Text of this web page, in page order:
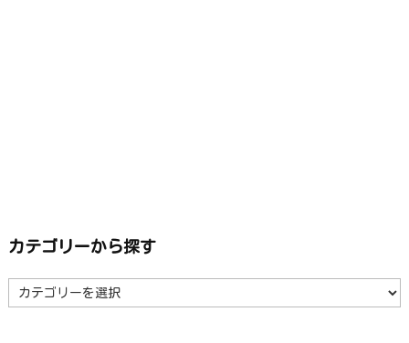
カテゴリーから探す
テ
ゴ